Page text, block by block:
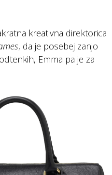
kreativna direktorica
, da je posebej zanjo
Emma pa je za